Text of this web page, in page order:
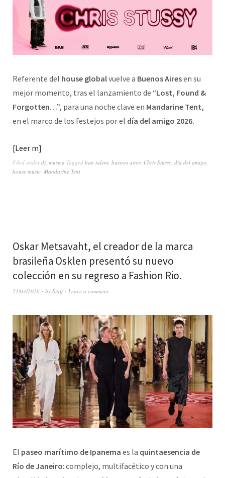
Referente del house globalvuelve a Buenos Airesen su
mejor momento, tras el lanzamiento de “Lost, Found &
Forgotten…”, para una noche clave en Mandarine Tent,
en el marco de los festejos por el día del amigo 2026.
Leer m
Filed underdj, musica Tagged ban talent, buenos aires, Chris Stussy, dia del amigo,
house music, Mandarine Tent
Oskar Metsavaht, el creador de la marca
brasileña Osklen presentó su nuevo
colección en su regreso a Fashion Rio.
21/04/2026 by Staff Leave a comment
El paseo marítimo de Ipanema es la quintaesencia de
Río de Janeiro: complejo, multifacético y con una